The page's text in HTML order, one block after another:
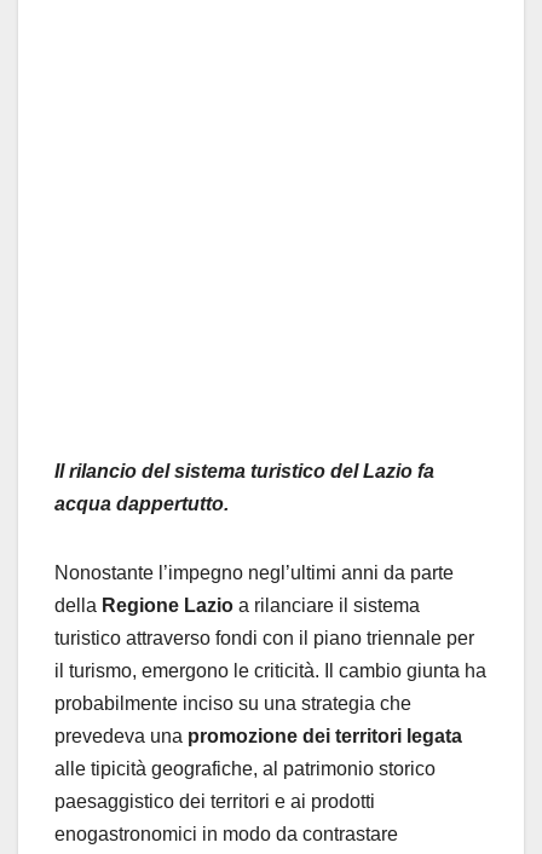
Il rilancio del sistema turistico del Lazio fa
acqua dappertutto.
Nonostante l’impegno negl’ultimi anni da parte
della Regione Lazio a rilanciare il sistema
turistico attraverso fondi con il piano triennale per
il turismo, emergono le criticità. Il cambio giunta ha
probabilmente inciso su una strategia che
prevedeva una promozione dei territori legata
alle tipicità geografiche, al patrimonio storico
paesaggistico dei territori e ai prodotti
enogastronomici in modo da contrastare